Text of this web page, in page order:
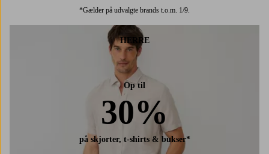
*Gælder på udvalgte brands t.o.m. 1/9.
HERRE
Op til
30%
på skjorter, t-shirts & bukser*